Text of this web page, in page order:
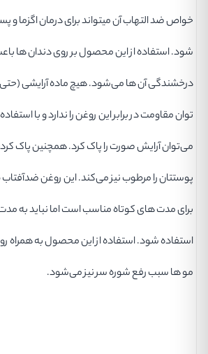
خواص ضد التهاب آن میتواند برای درمان اگزما و
شود. استفاده از این محصول بر روی دندان ها
درخشندگی آن ها می‌شود. هیچ ماده آرایشی
توان مقاومت در برابر این روغن را ندارد و با
می‌توان آرایش صورت را پاک کرد. همچنین پاک
پوستتان را مرطوب نیز می‌کند. این روغن
برای مدت های کوتاه مناسب است اما نباید به
استفاده شود. استفاده از این محصول به همراه
مو ها سبب رفع شوره سر نیز می‌شود.